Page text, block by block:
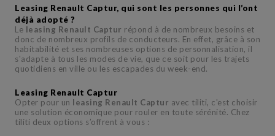
Leasing Renault Captur, qui sont les personnes qui l’ont
déjà adopté ?
Le leasing Renault Captur répond à de nombreux besoins et
donc de nombreux profils de conducteurs. En effet, grâce à son
habitabilité et ses nombreuses options de personnalisation, il
s'adapte à tous les modes de vie, que ce soit pour les trajets
quotidiens en ville ou les escapades du week-end.
Leasing Renault Captur
Opter pour un leasing Renault Captur avec tiliti, c'est choisir
une solution économique pour rouler en toute sérénité. Chez
tiliti deux options s’offrent à vous :